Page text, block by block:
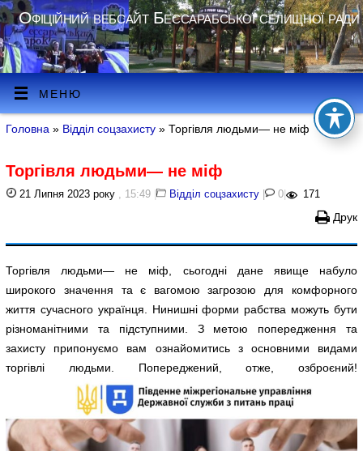
Офіційний вебсайт Бессарабської селищної ради
МЕНЮ
Головна » Відділ соцзахисту » Торгівля людьми— не міф
Торгівля людьми— не міф
21 Липня 2023 року , 15:49 | Відділ соцзахисту | 0 | 171
Друк
Торгівля людьми— не міф, сьогодні дане явище набуло
широкого значення та є вагомою загрозою для комфорного
життя сучасного українця. Нинишні форми рабства можуть бути
різноманітними та підступними. З метою попередження та
захисту припонуємо вам ознайомитись з основними видами
торгівлі людьми. Попереджений, отже, озброєний!